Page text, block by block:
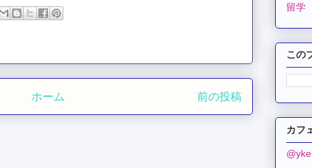
前の投稿
ホーム
留学
この
カフ